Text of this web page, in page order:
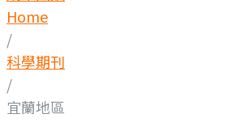
Home
/
科學期刊
/
宜蘭地區